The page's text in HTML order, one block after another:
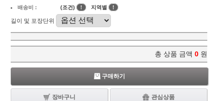
배송비 :
(조건) ! 지역별 !
길이 및 포장단위
총 상품 금액 0 원
구매하기
장바구니 관심상품